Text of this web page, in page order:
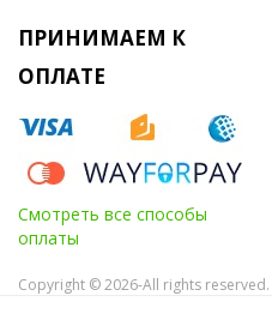
ПРИНИМАЕМ К
ОПЛАТЕ
Смотреть все способы
оплаты
Copyright © 2026-All rights reserved.